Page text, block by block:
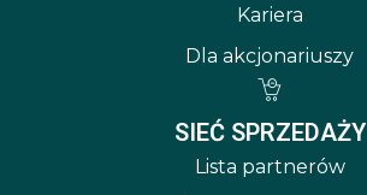
Kariera
Dla akcjonariuszy
SIEĆ SPRZEDAŻY
Lista partnerów